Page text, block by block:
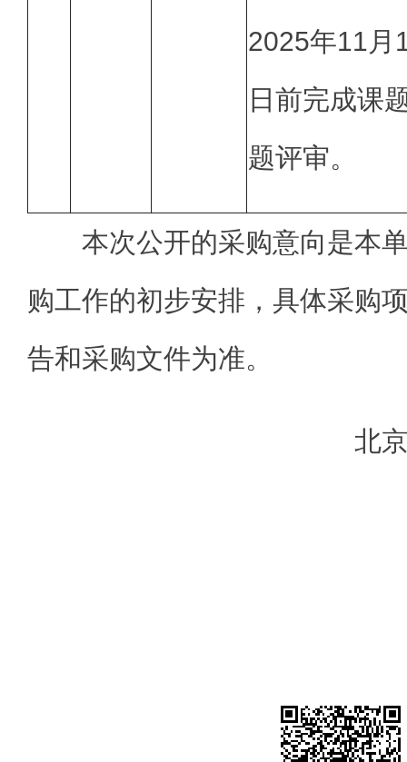
2025年11月
日前完成课
题评审。
本次公开的采购意向是本
购工作的初步安排，具体采购
告和采购文件为准。
北